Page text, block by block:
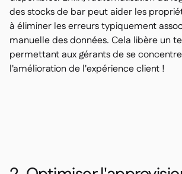
des stocks de bar peut aider les
à éliminer les erreurs typiquement
manuelle des données. Cela libère un
permettant aux gérants de se
l'amélioration de l'expérience client !